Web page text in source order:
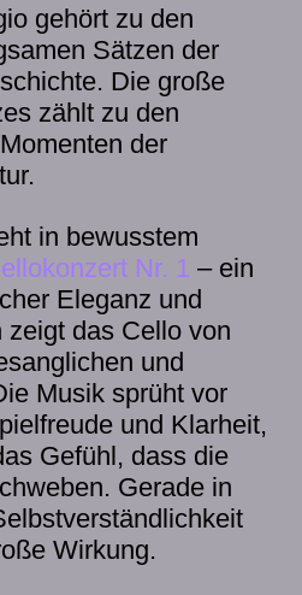
gehört zu den
Sätzen der
Die große
zählt zu den
der
in bewusstem
Nr. 1 – ein
Eleganz und
das Cello von
und
Musik sprüht vor
und Klarheit,
Gefühl, dass die
Gerade in
Wirkung.